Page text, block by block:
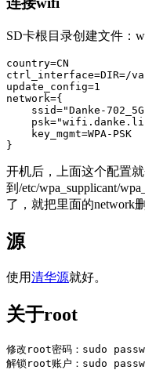
SD卡根目录创建文件：
country=CN
ctrl_interface=DIR=/
update_config=1
network={
ssid="Danke-
key_mgmt=WPA-PSK
}
开机后，上面这个配置
到/etc/wpa_supplicant/
了，就把里面的network删
源
使用清华源就好。
关于root
修改root密码：sudo
解锁root账户：sudo